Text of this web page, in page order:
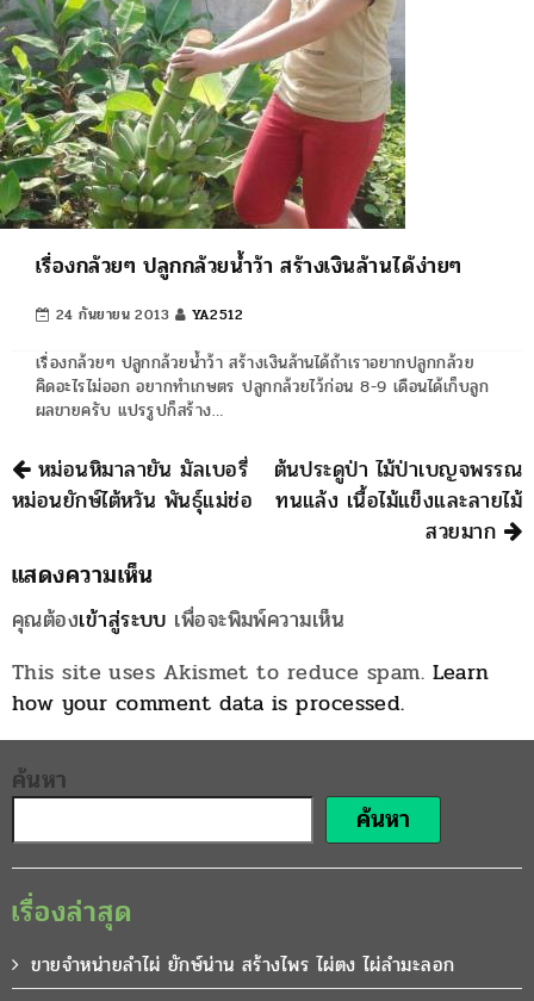
เรื่องกล้วยๆ ปลูกกล้วยน้ำว้า สร้างเงินล้านได้ง่ายๆ
24 กันยายน 2013 YA2512
เรื่องกล้วยๆ ปลูกกล้วยน้ำว้า สร้างเงินล้านได้ถ้าเราอยากปลูกกล้วย
คิดอะไรไม่ออก อยากทำเกษตร ปลูกกล้วยไว้ก่อน 8-9 เดือนได้เก็บลูก
ผลขายครับ แปรรูปก็สร้าง…
นำทาง
หม่อนหิมาลายัน มัลเบอรี่
หม่อนยักษ์ไต้หวัน พันธุ์แม่ช่อ
ต้นประดูป่า ไม้ป่าเบญจพรรณ
ทนแล้ง เนื้อไม้แข็งและลายไม้
สวยมาก
แสดงความเห็น
คุณต้องเข้าสู่ระบบ เพื่อจะพิมพ์ความเห็น
This site uses Akismet to reduce spam. Learn
how your comment data is processed.
ค้นหา
ค้นหา
เรื่องล่าสุด
ขายจำหน่ายลำไผ่ ยักษ์น่าน สร้างไพร ไผ่ตง ไผ่ลำมะลอก